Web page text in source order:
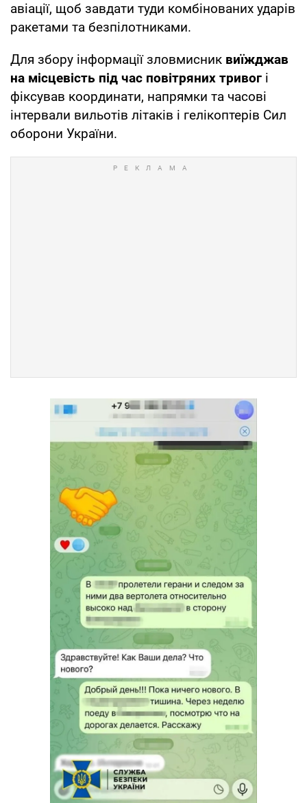
авіації, щоб завдати туди комбінованих ударів
ракетами та безпілотниками.
Для збору інформації зловмисник виїжджав
на місцевість під час повітряних тривог і
фіксував координати, напрямки та часові
інтервали вильотів літаків і гелікоптерів Сил
оборони України.